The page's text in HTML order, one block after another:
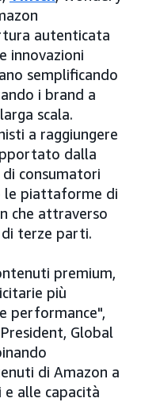
autenticata
innovazioni
semplificando
i brand a
scala.
a raggiungere
dalla
consumatori
le piattaforme di
che attraverso
terze parti.
premium,
più
performance",
Global
di Amazon a
alle capacità